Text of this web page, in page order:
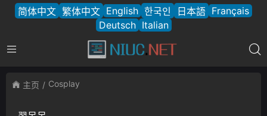
简体中文 繁体中文 English 한국인 日本語 Français
Deutsch Italian
主页 Cosplay